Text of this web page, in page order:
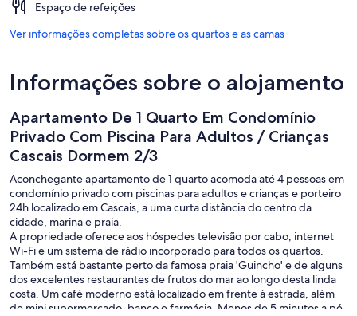
Espaço de refeições
Ver informações completas sobre os quartos e as camas
Informações sobre o alojamento
Apartamento De 1 Quarto Em Condomínio
Privado Com Piscina Para Adultos / Crianças
Cascais Dormem 2/3
Aconchegante apartamento de 1 quarto acomoda até 4 pessoas em
condomínio privado com piscinas para adultos e crianças e porteiro
24h localizado em Cascais, a uma curta distância do centro da
cidade, marina e praia.
A propriedade oferece aos hóspedes televisão por cabo, internet
Wi-Fi e um sistema de rádio incorporado para todos os quartos.
Também está bastante perto da famosa praia 'Guincho' e de alguns
dos excelentes restaurantes de frutos do mar ao longo desta linda
costa. Um café moderno está localizado em frente à estrada, além
de mini supermercado, banco e farmácia. Menos de 5 minutos a pé